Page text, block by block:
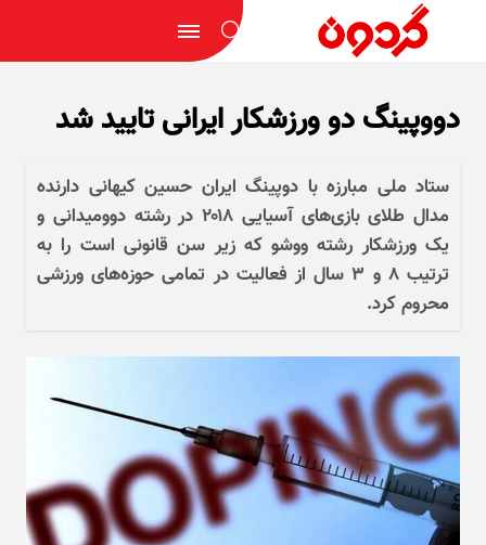
دووپینگ دو ورزشکار ایرانی تایید شد
ستاد ملی مبارزه با دوپینگ ایران حسین کیهانی دارنده
مدال طلای بازی‌های آسیایی ۲۰۱۸ در رشته دوومیدانی و
یک ورزشکار رشته ووشو که زیر سن قانونی است را به
ترتیب ۸ و ۳ سال از فعالیت در تمامی حوزه‌های ورزشی
محروم کرد.